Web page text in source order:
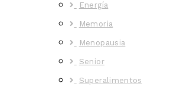
Energía
Memoria
Menopausia
Senior
Superalimentos